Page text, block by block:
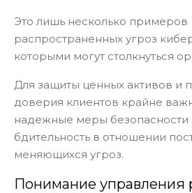
Это лишь несколько примеров
распространенных угроз
которыми могут столкнуться
Для защиты ценных активов и
доверия клиентов крайне
надежные меры безопасности
бдительность в отношении
меняющихся угроз.
Понимание управления